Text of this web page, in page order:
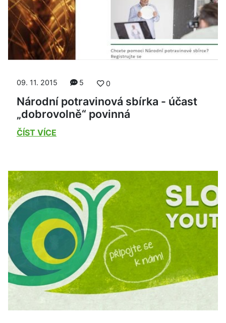
09. 11. 2015 5 0
Národní potravinová sbírka - účast
„dobrovolně“ povinná
ČÍST VÍCE